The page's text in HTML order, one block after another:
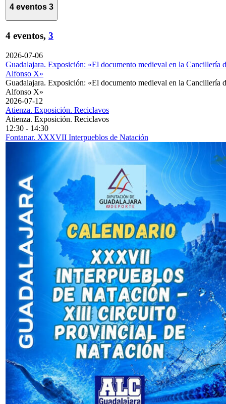
4 eventos 3
4 eventos, 3
2026-07-06
Guadalajara. Exposición: «El documento medieval en la Cancillería
Alfonso X»
Guadalajara. Exposición: «El documento medieval en la Cancillería
Alfonso X»
2026-07-12
Atienza. Exposición. Reciclavos
Atienza. Exposición. Reciclavos
12:30 - 14:30
Fontanar. XXXVII Interpueblos de Natación